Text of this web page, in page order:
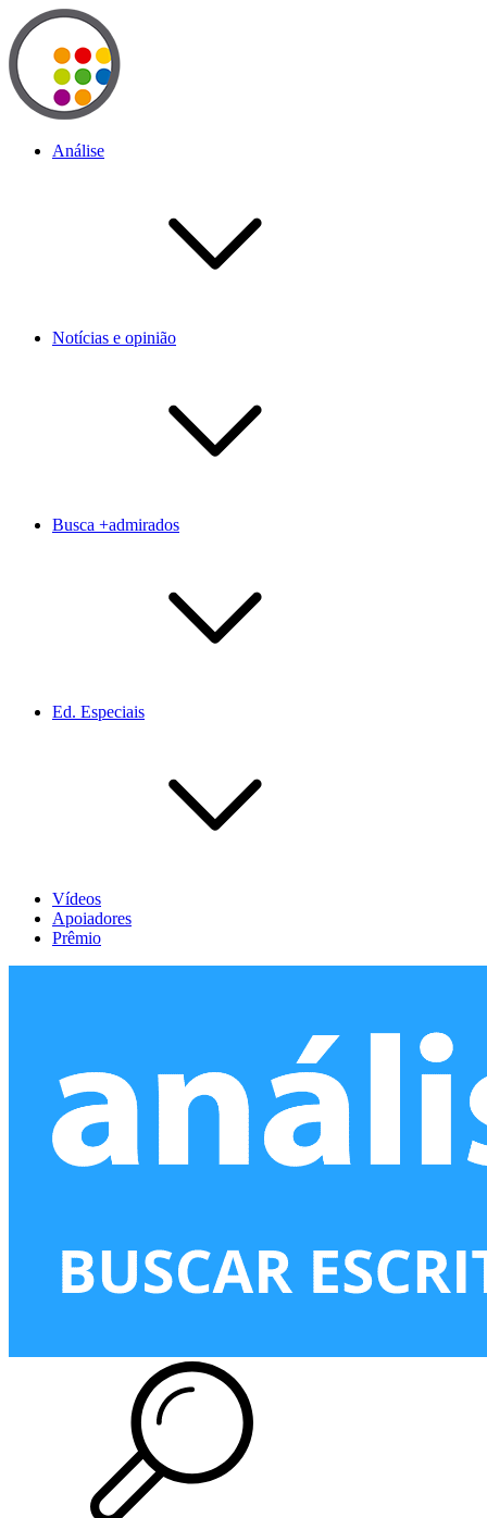
Análise
Notícias e opinião
Busca +admirados
Ed. Especiais
Vídeos
Apoiadores
Prêmio